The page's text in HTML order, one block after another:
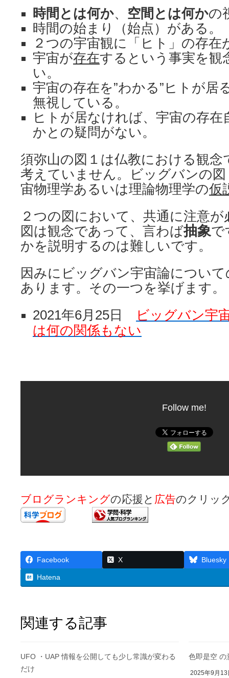
時間とは何か、 空間とは何かの
時間の始まり（始点）がある。
２つの宇宙観に「ヒト」の存在
宇宙が存在するという事実を観
い。
宇宙の存在を”わかる”ヒトが居
無視している。
ヒトが居なければ、宇宙の存
かとの疑問がない。
須弥山の図１は仏教における観念
考えていません。ビッグバンの
宙物理学あるいは理論物理学の仮
２つの図において、共通に注意
図は観念であって、言わば抽象で
かを説明するのは難しいです。
因みにビッグバン宇宙論につい
あります。その一つを挙げます。
2021年6月25日
ビッグバン宇
は何の関係もない
Follow me!
ブログランキングの応援と 広告のクリッ
Facebook X Bluesky
Hatena
関連する記事
UFO ・UAP 情報を公開しても少し常識が変わる
だけ
色即是空 の
2025年9月13